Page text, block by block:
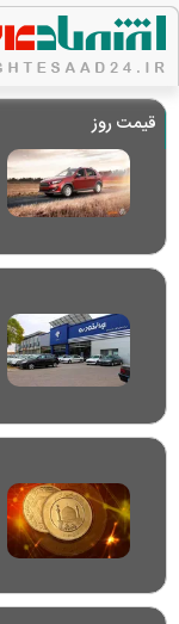
قیمت روز